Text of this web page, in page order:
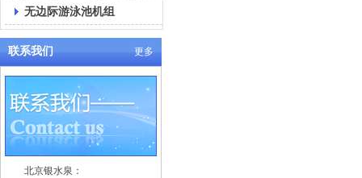
无边际游泳池机组
联系我们 更多
北京银水泉：